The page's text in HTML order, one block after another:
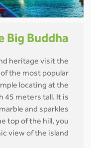
Big Buddha
heritage visit the
of the most popular
locating at the
45 meters tall. It is
marble and sparkles
top of the hill, you
view of the island.